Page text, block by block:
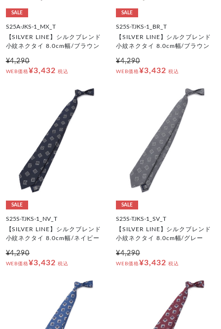
SALE
S25A-JKS-1_MX_T
【SILVER LINE】シルクブレンド
小紋ネクタイ 8.0cm幅/ブラウン
¥4,290
WEB価格¥3,432 税込
SALE
S25S-TJKS-1_BR_T
【SILVER LINE】シルクブレンド
小紋ネクタイ 8.0cm幅/ブラウン
¥4,290
WEB価格¥3,432 税込
SALE
S25S-TJKS-1_NV_T
【SILVER LINE】シルクブレンド
小紋ネクタイ 8.0cm幅/ネイビー
¥4,290
WEB価格¥3,432 税込
SALE
S25S-TJKS-1_SV_T
【SILVER LINE】シルクブレンド
小紋ネクタイ 8.0cm幅/グレー
¥4,290
WEB価格¥3,432 税込